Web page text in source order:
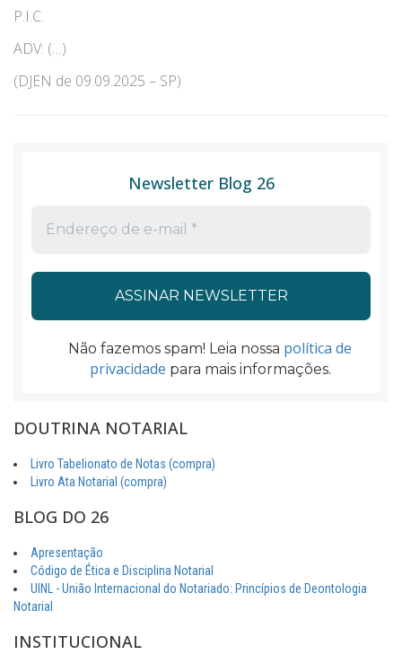
P.I.C.
ADV: (…)
(DJEN de 09.09.2025 – SP)
Newsletter Blog 26
Não fazemos spam! Leia nossa política de
privacidade para mais informações.
DOUTRINA NOTARIAL
Livro Tabelionato de Notas (compra)
Livro Ata Notarial (compra)
BLOG DO 26
Apresentação
Código de Ética e Disciplina Notarial
UINL - União Internacional do Notariado: Princípios de Deontologia
Notarial
INSTITUCIONAL